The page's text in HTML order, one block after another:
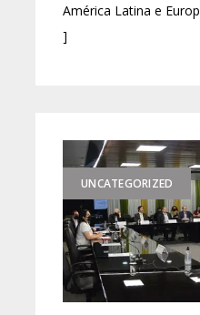
América Latina e
]
UNCATEGORIZED